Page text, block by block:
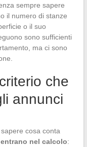
sempre sapere
il numero di stanze
o il suo
sono sufficienti
ma ci sono
che
annunci
cosa conta
nel calcolo: